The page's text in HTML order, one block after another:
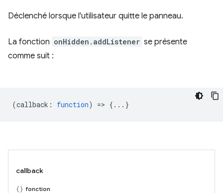
Déclenché lorsque l'utilisateur quitte le panneau.
La fonction onHidden.addListener se présente
comme suit :
(callback : function) => {...}
callback
fonction